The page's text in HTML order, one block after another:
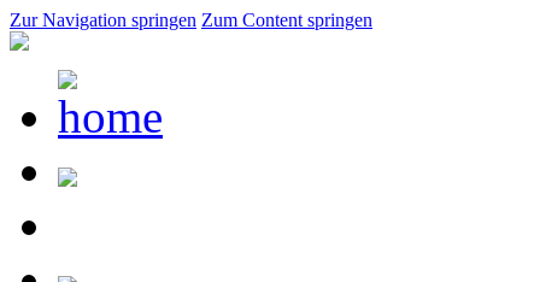
Zur Navigation springen Zum Content springen